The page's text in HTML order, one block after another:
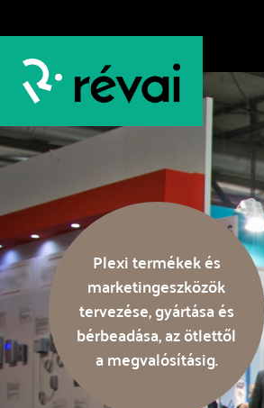
Plexi termékek és
marketingeszközök
tervezése, gyártása és
bérbeadása, az ötlettől
a megvalósításig.